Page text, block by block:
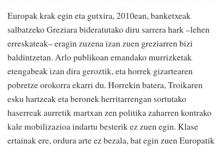
Europak krak egin eta gutxira, 2010ean, banketxeak
salbatzeko Greziara bideratutako diru sarrera hark –lehen
erreskateak– eragin zuzena izan zuen greziarren bizi
baldintzetan. Arlo publikoan emandako murrizketak
etengabeak izan dira geroztik, eta horrek gizartearen
pobretze orokorra ekarri du. Horrekin batera, Troikaren
esku hartzeak eta beronek herritarrengan sortutako
haserreak aurretik martxan zen politika zaharren kontrako
kale mobilizazioa indartu besterik ez zuen egin. Klase
ertainak ere, ordura arte ez bezala, bat egin zuen Europatik